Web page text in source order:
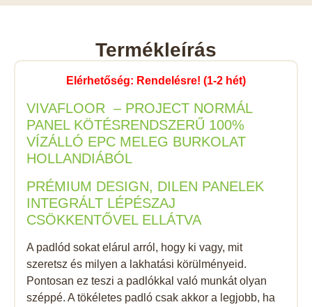
Termékleírás
Elérhetőség: Rendelésre! (1-2 hét)
VIVAFLOOR – PROJECT NORMÁL
PANEL KÖTÉSRENDSZERŰ 100%
VÍZÁLLÓ EPC MELEG BURKOLAT
HOLLANDIÁBÓL
PRÉMIUM DESIGN, DILEN PANELEK
INTEGRÁLT LÉPÉSZAJ
CSÖKKENTŐVEL ELLÁTVA
A padlód sokat elárul arról, hogy ki vagy, mit
szeretsz és milyen a lakhatási körülményeid.
Pontosan ez teszi a padlókkal való munkát olyan
széppé. A tökéletes padló csak akkor a legjobb, ha